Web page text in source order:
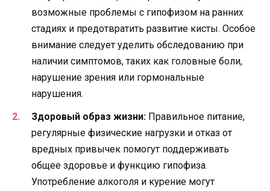
возможные проблемы с гипофизом на ранних
стадиях и предотвратить развитие кисты. Особое
внимание следует уделить обследованию при
наличии симптомов, таких как головные боли,
нарушение зрения или гормональные
нарушения.
Здоровый образ жизни: Правильное питание,
регулярные физические нагрузки и отказ от
вредных привычек помогут поддерживать
общее здоровье и функцию гипофиза.
Употребление алкоголя и курение могут